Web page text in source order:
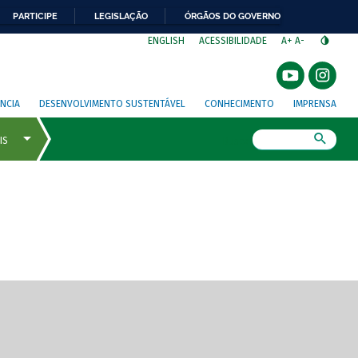
PARTICIPE LEGISLAÇÃO ÓRGÃOS DO GOVERNO
ENGLISH ACESSIBILIDADE A+ A-
DESENVOLVIMENTO SUSTENTÁVEL CONHECIMENTO IMPRENSA
de tela